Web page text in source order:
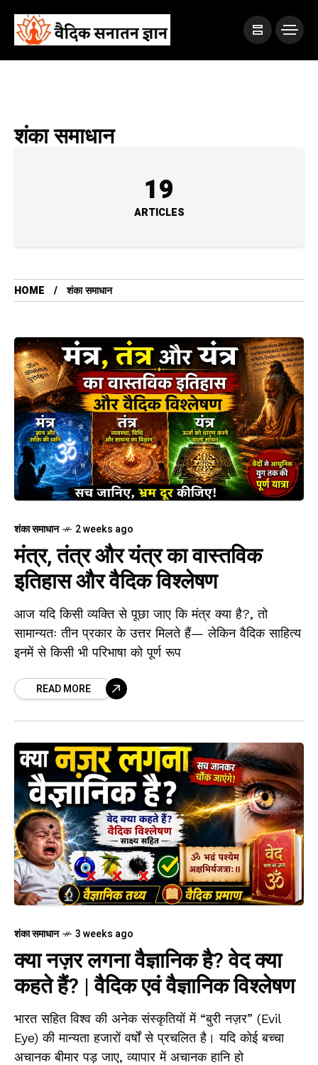
शंका समाधान
19
ARTICLES
HOME शंका समाधान
शंका समाधान 2 weeks ago
मंत्र, तंत्र और यंत्र का वास्तविक
इतिहास और वैदिक विश्लेषण
आज यदि किसी व्यक्ति से पूछा जाए कि मंत्र क्या है?, तो
सामान्यतः तीन प्रकार के उत्तर मिलते हैं— लेकिन वैदिक साहित्य
इनमें से किसी भी परिभाषा को पूर्ण रूप
READ MORE
शंका समाधान 3 weeks ago
क्या नज़र लगना वैज्ञानिक है? वेद क्या
कहते हैं? | वैदिक एवं वैज्ञानिक विश्लेषण
भारत सहित विश्व की अनेक संस्कृतियों में “बुरी नज़र” (Evil
Eye) की मान्यता हजारों वर्षों से प्रचलित है। यदि कोई बच्चा
अचानक बीमार पड़ जाए, व्यापार में अचानक हानि हो